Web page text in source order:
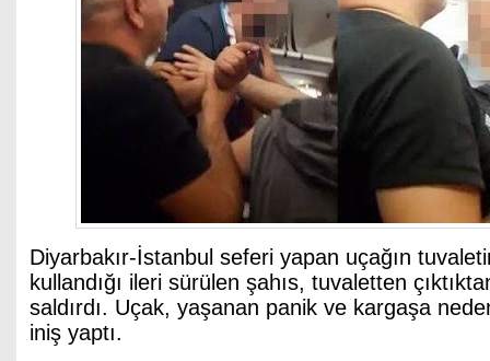
Diyarbakır-İstanbul seferi yapan uçağın
kullandığı ileri sürülen şahıs, tuvaletten
saldırdı. Uçak, yaşanan panik ve kargaşa
iniş yaptı.